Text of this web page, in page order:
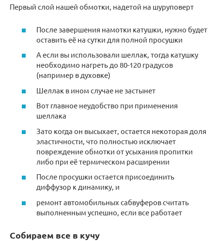
Первый слой нашей обмотки, надетой на шуруповерт
После завершения намотки катушки, нужно будет
оставить её на сутки для полной просушки
А если вы использовали шеллак, тогда катушку
необходимо нагреть до 80-120 градусов
(например в духовке)
Шеллак в ином случае не застынет
Вот главное неудобство при применения
шеллака
Зато когда он высыхает, остается некоторая доля
эластичности, что полностью исключает
повреждение обмотки от усыхания пропитки
либо при её термическом расширении
После просушки остается присоединить
диффузор к динамику, и
ремонт автомобильных сабвуферов считать
выполненным успешно, если все работает
Собираем все в кучу